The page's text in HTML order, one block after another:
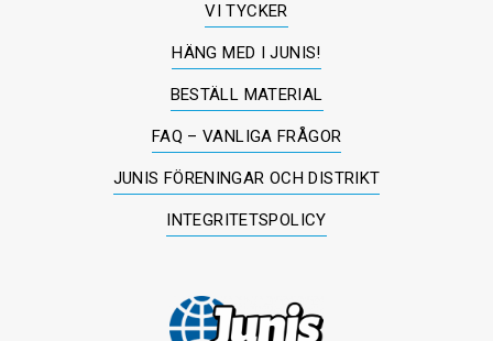
VI TYCKER
HÄNG MED I JUNIS!
BESTÄLL MATERIAL
FAQ – VANLIGA FRÅGOR
JUNIS FÖRENINGAR OCH DISTRIKT
INTEGRITETSPOLICY